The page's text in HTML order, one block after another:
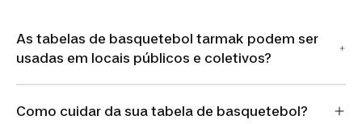
As tabelas de basquetebol tarmak podem ser
usadas em locais públicos e coletivos?
Como cuidar da sua tabela de basquetebol?